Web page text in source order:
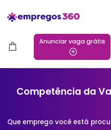
Anunciar vaga grátis
Competência da
Que emprego você está